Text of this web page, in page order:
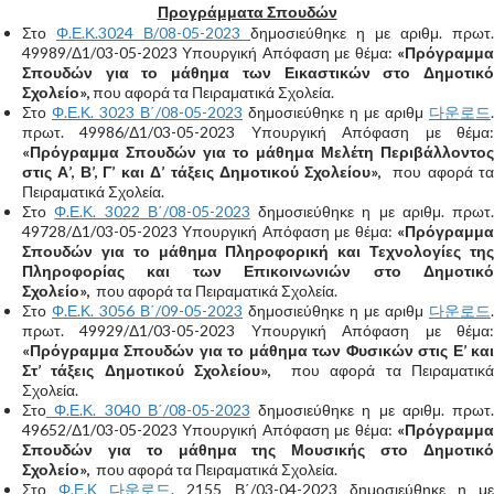
Προγράμματα Σπουδών
Στο Φ.Ε.Κ.3024 Β/08-05-2023 δημοσιεύθηκε η με αριθμ. πρωτ.
49989/Δ1/03-05-2023 Υπουργική Απόφαση με θέμα: «Πρόγραμμα
Σπουδών για το μάθημα των Εικαστικών στο Δημοτικό
Σχολείο»,που αφορά τα Πειραματικά Σχολεία.
Στο Φ.Ε.Κ. 3023 Β΄/08-05-2023 δημοσιεύθηκε η με αριθμ 다운로드.
πρωτ. 49986/Δ1/03-05-2023 Υπουργική Απόφαση με θέμα:
«Πρόγραμμα Σπουδών για το μάθημα Μελέτη Περιβάλλοντος
στις Α’, Β’, Γ’ και Δ’ τάξεις Δημοτικού Σχολείου»,που αφορά τα
Πειραματικά Σχολεία.
ΣτοΦ.Ε.Κ. 3022 Β΄/08-05-2023 δημοσιεύθηκε η με αριθμ. πρωτ.
49728/Δ1/03-05-2023 Υπουργική Απόφαση με θέμα: «Πρόγραμμα
Σπουδών για το μάθημα Πληροφορική και Τεχνολογίες της
Πληροφορίας και των Επικοινωνιών στο Δημοτικό
Σχολείο», που αφορά τα Πειραματικά Σχολεία.
Στο Φ.Ε.Κ. 3056 Β΄/09-05-2023 δημοσιεύθηκε η με αριθμ 다운로드.
πρωτ. 49929/Δ1/03-05-2023 Υπουργική Απόφαση με θέμα:
«Πρόγραμμα Σπουδών για το μάθημα των Φυσικών στις Ε’ και
Στ’ τάξεις Δημοτικού Σχολείου», που αφορά τα Πειραματικά
Σχολεία.
Στο Φ.Ε.Κ. 3040 Β΄/08-05-2023 δημοσιεύθηκε η με αριθμ. πρωτ.
49652/Δ1/03-05-2023 Υπουργική Απόφαση με θέμα: «Πρόγραμμα
Σπουδών για το μάθημα της Μουσικής στο Δημοτικό
Σχολείο», που αφορά τα Πειραματικά Σχολεία.
ΣτοΦ.Ε.Κ 다운로드. 2155 Β΄/03-04-2023 δημοσιεύθηκε η με